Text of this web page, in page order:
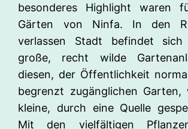
besonderes Highlight waren
Gärten von Ninfa. In den
verlassen Stadt befindet
große, recht wilde
diesen, der Öffentlichkeit
begrenzt zugänglichen Garten,
kleine, durch eine Quelle
Mit den vielfältigen